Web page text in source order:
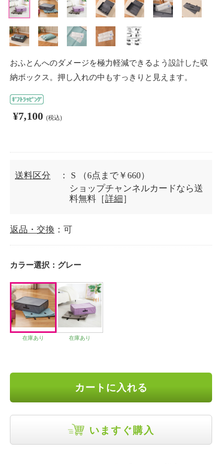
おふとんへのダメージを極力軽減できるよう設計した収
納ボックス。押し入れの中もすっきりと見えます。
¥7,100 (税込)
送料区分 ： S
（6点まで￥660）
ショップチャンネルカードなら送
料無料［詳細 ］
返品・交換 ：可
カラー選択： グレー
在庫あり 在庫あり
カートに入れる
いますぐ購入